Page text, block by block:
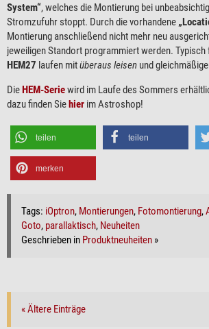
System“, welches die Montierung bei
Stromzufuhr stoppt. Durch die vorhandene
Montierung anschließend nicht mehr neu
jeweiligen Standort programmiert werden. Typisch
HEM27 laufen mitüberaus leisen und
DieHEM-Seriewird im Laufe des Sommers
dazu finden Siehier im Astroshop!
teilen teilen
merken
Tags: iOptron, Montierungen, Fotomontierung,
Goto, parallaktisch, Neuheiten
Geschrieben in Produktneuheiten »
« Ältere Einträge